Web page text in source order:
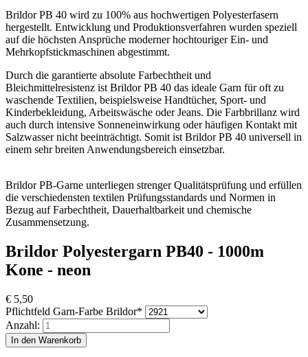
Brildor PB 40 wird zu 100% aus hochwertigen Polyesterfasern
hergestellt. Entwicklung und Produktionsverfahren wurden speziell
auf die höchsten Ansprüche moderner hochtouriger Ein- und
Mehrkopfstickmaschinen abgestimmt.
Durch die garantierte absolute Farbechtheit und
Bleichmittelresistenz ist Brildor PB 40 das ideale Garn für oft zu
waschende Textilien, beispielsweise Handtücher, Sport- und
Kinderbekleidung, Arbeitswäsche oder Jeans. Die Farbbrillanz wird
auch durch intensive Sonneneinwirkung oder häufigen Kontakt mit
Salzwasser nicht beeinträchtigt. Somit ist Brildor PB 40 universell in
einem sehr breiten Anwendungsbereich einsetzbar.
Brildor PB-Garne unterliegen strenger Qualitätsprüfung und erfüllen
die verschiedensten textilen Prüfungsstandards und Normen in
Bezug auf Farbechtheit, Dauerhaltbarkeit und chemische
Zusammensetzung.
Brildor Polyestergarn PB40 - 1000m
Kone - neon
€ 5,50
Pflichtfeld Garn-Farbe Brildor*
Anzahl: